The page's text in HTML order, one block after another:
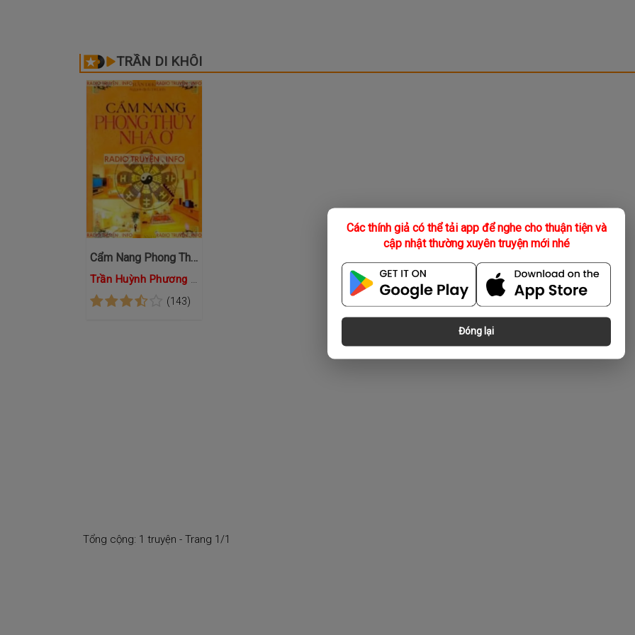
Các thính giả có thể tải app để nghe cho thuận tiện và
cập nhật thường xuyên truyện mới nhé
Đóng lại
TRẦN DI KHÔI
Cẩm Nang Phong Thủy Nhà Ở
Trần Huỳnh Phương Trang
(143)
Tổng cộng: 1 truyện - Trang 1/1